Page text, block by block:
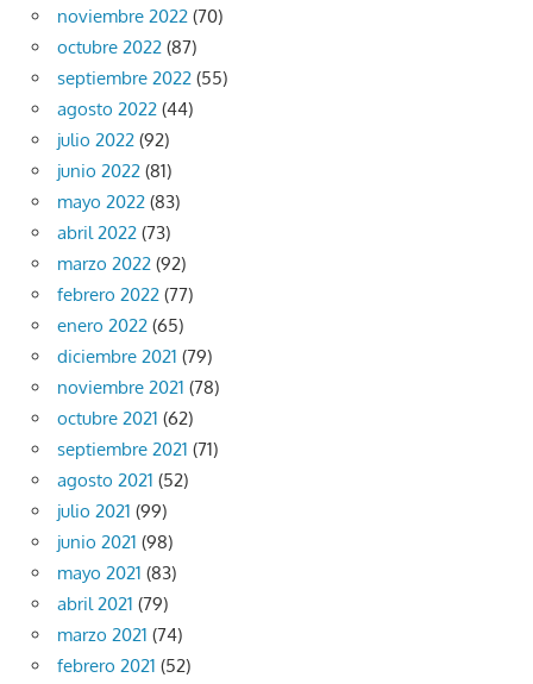
noviembre 2022 (70)
octubre 2022 (87)
septiembre 2022 (55)
agosto 2022 (44)
julio 2022 (92)
junio 2022 (81)
mayo 2022 (83)
abril 2022 (73)
marzo 2022 (92)
febrero 2022 (77)
enero 2022 (65)
diciembre 2021 (79)
noviembre 2021 (78)
octubre 2021 (62)
septiembre 2021 (71)
agosto 2021 (52)
julio 2021 (99)
junio 2021 (98)
mayo 2021 (83)
abril 2021 (79)
marzo 2021 (74)
febrero 2021 (52)